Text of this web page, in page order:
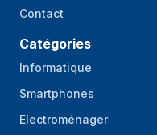
Contact
Catégories
Informatique
Smartphones
Electroménager